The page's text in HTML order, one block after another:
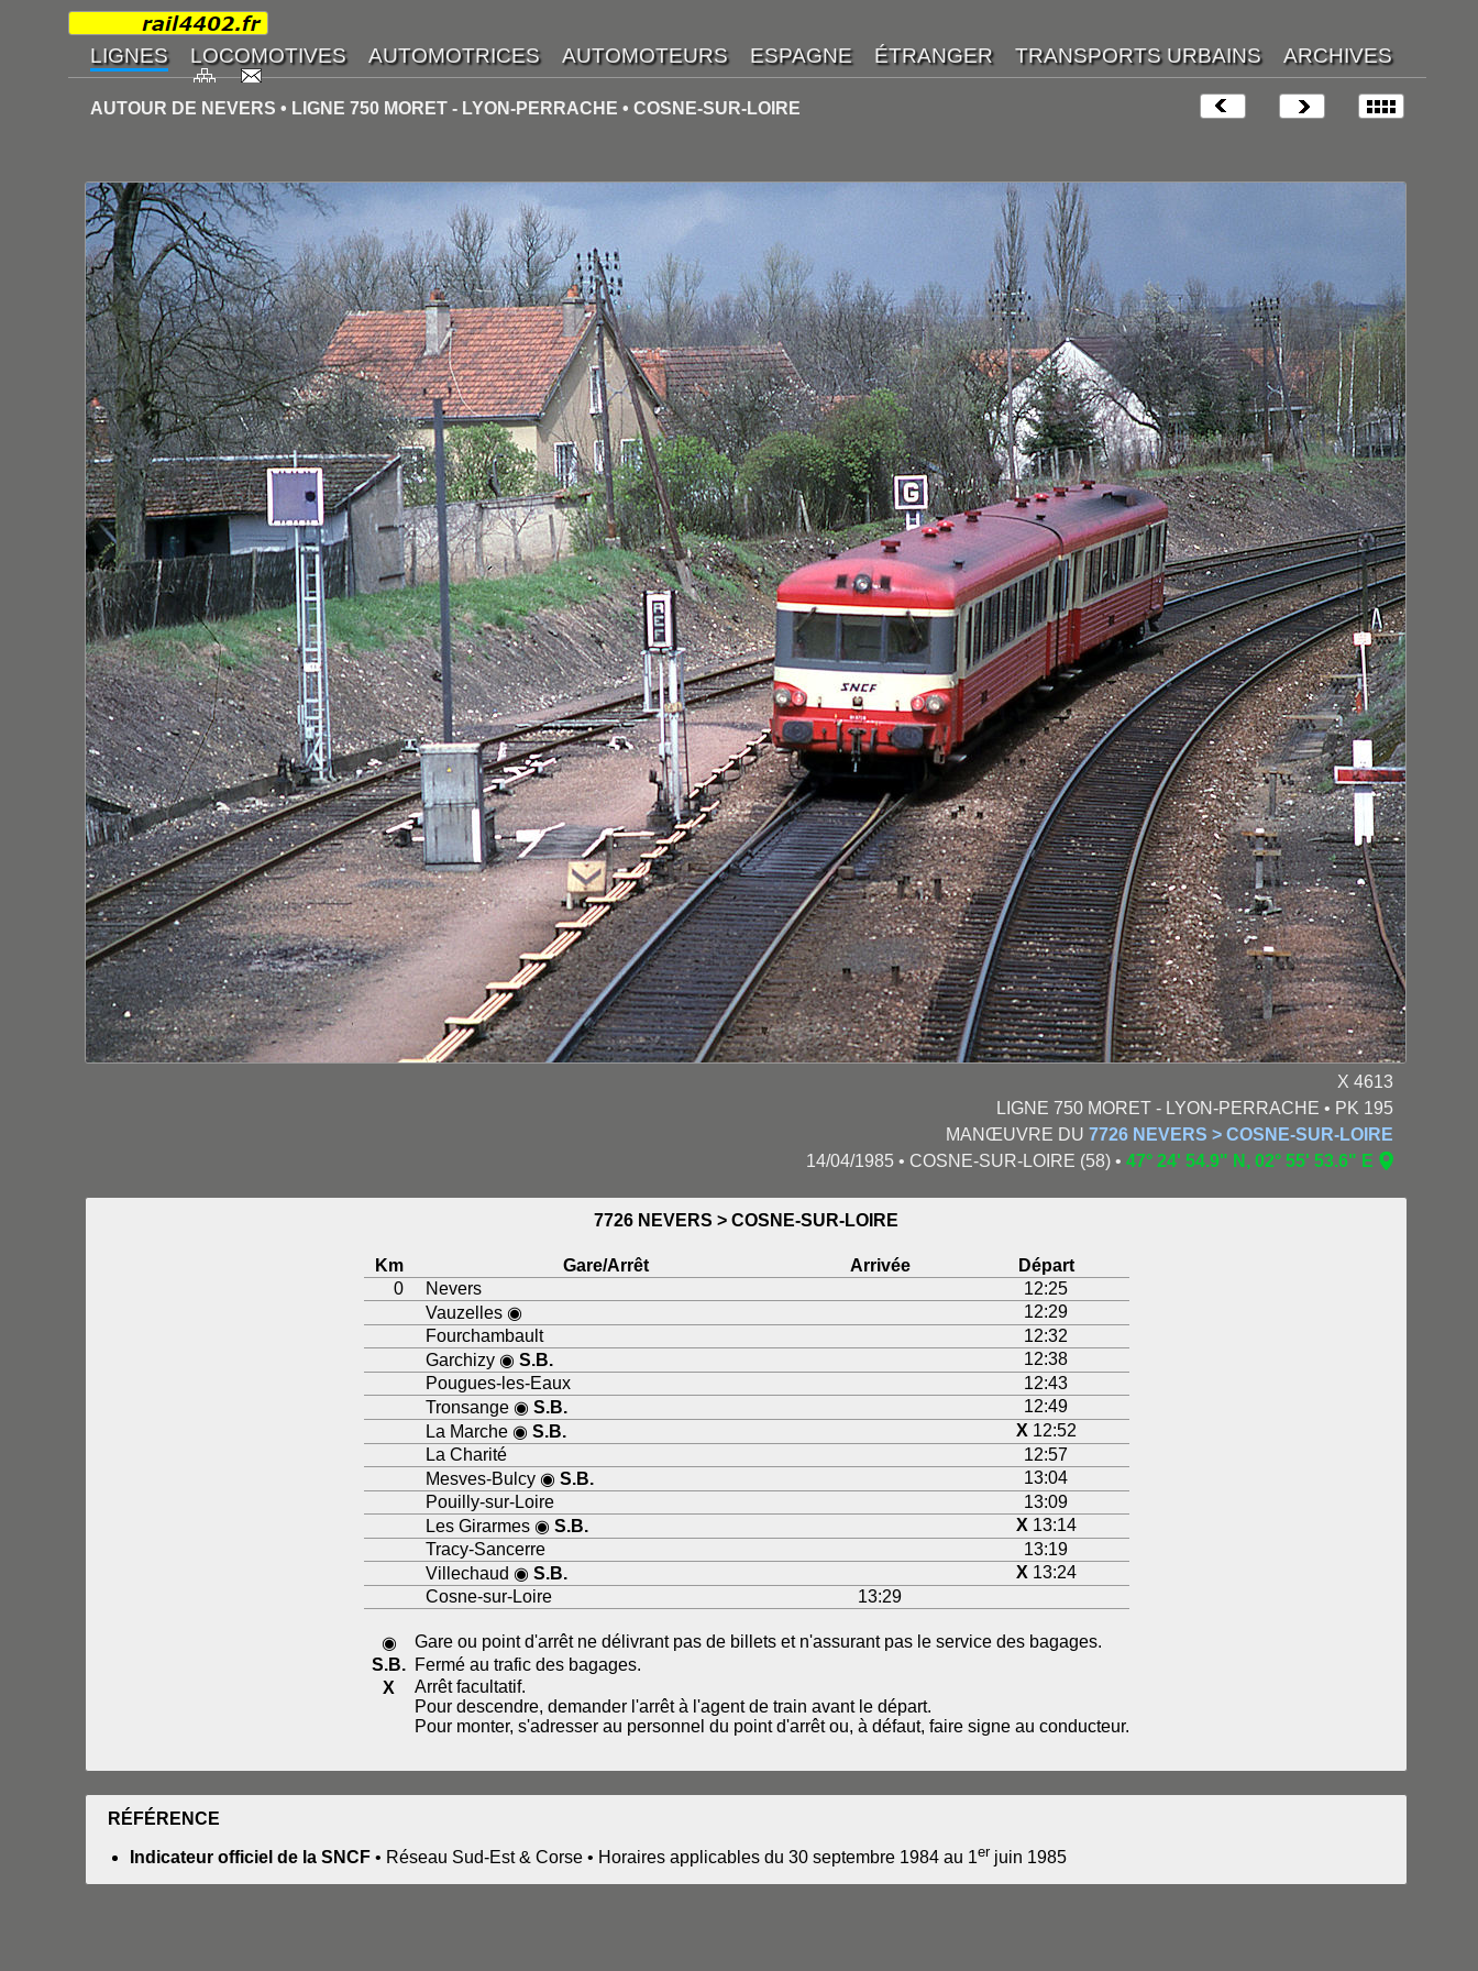
AUTOUR DE NEVERS • LIGNE 750 MORET - LYON-PERRACHE • COSNE-SUR-LOIRE
X 4613
LIGNE 750 MORET - LYON-PERRACHE • PK 195
MANŒUVRE DU 7726 NEVERS > COSNE-SUR-LOIRE
14/04/1985 • COSNE-SUR-LOIRE (58) • 47° 24' 54.9" N, 02° 55' 53.6" E
7726 NEVERS > COSNE-SUR-LOIRE
Km Gare/Arrêt Arrivée
Départ
0
Nevers
12:25
Vauzelles ◉
12:29
Fourchambault
12:32
Garchizy ◉ S.B.
12:38
Pougues-les-Eaux
12:43
Tronsange ◉ S.B.
12:49
La Marche ◉ S.B. X 12:52
La Charité
12:57
Mesves-Bulcy ◉ S.B.
13:04
Pouilly-sur-Loire
13:09
Les Girarmes ◉ S.B. X 13:14
Tracy-Sancerre
13:19
Villechaud ◉ S.B. X 13:24
Cosne-sur-Loire
13:29
◉
Gare ou point d'arrêt ne délivrant pas de billets et n'assurant pas le service des bagages.
S.B. Fermé au trafic des bagages.
X
Arrêt facultatif.
Pour descendre, demander l'arrêt à l'agent de train avant le départ.
Pour monter, s'adresser au personnel du point d'arrêt ou, à défaut, faire signe au conducteur.
RÉFÉRENCE
Indicateur officiel de la SNCF • Réseau Sud-Est & Corse • Horaires applicables du 30 septembre 1984 au 1er juin 1985